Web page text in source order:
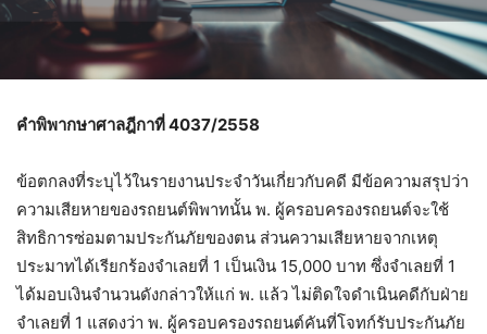
คำพิพากษาศาลฎีกาที่ 4037/2558
ข้อตกลงที่ระบุไว้ในรายงานประจำวันเกี่ยวกับคดี มีข้อความสรุปว่า
ความเสียหายของรถยนต์พิพาทนั้น พ. ผู้ครอบครองรถยนต์จะใช้
สิทธิการซ่อมตามประกันภัยของตน ส่วนความเสียหายจากเหตุ
ประมาทได้เรียกร้องจำเลยที่ 1 เป็นเงิน 15,000 บาท ซึ่งจำเลยที่ 1
ได้มอบเงินจำนวนดังกล่าวให้แก่ พ. แล้ว ไม่ติดใจดำเนินคดีกับฝ่าย
จำเลยที่ 1 แสดงว่า พ. ผู้ครอบครองรถยนต์คันที่โจทก์รับประกันภัย